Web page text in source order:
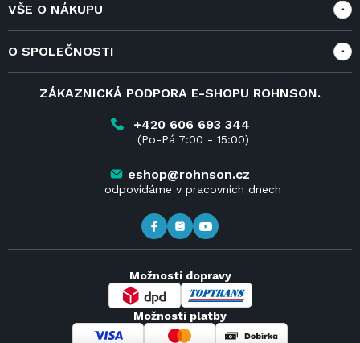
VŠE O NÁKUPU
Doprava a služby
Reklamace
Vrácení zboží do 14 dnů
O SPOLEČNOSTI
ZÁKAZNICKÁ PODPORA E-SHOPU ROHNSON.
+420 606 693 344
(Po-Pá 7:00 - 15:00)
eshop@rohnson.cz
odpovídáme v pracovních dnech
Možnosti dopravy
Možnosti platby